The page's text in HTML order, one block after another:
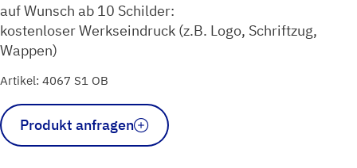
auf Wunsch ab 10 Schilder:
kostenloser Werkseindruck (z.B. Logo, Schriftzug,
Wappen)
Artikel: 4067 S1 OB
Schild
Schieber
Produkt anfragen